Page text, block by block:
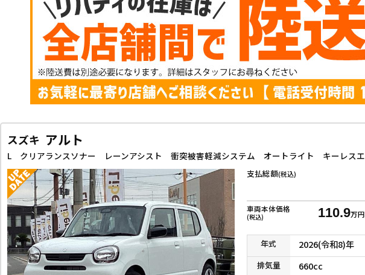
スズキ アルト
支払総額(税込)
車両本体価格
(税込) 110.9万円
年式 2026(令和8)年
排気量 660cc